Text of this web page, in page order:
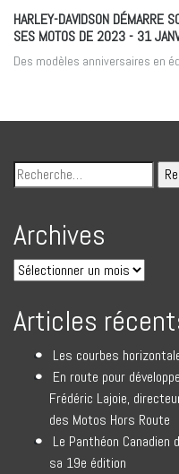
HARLEY-DAVIDSON DÉMARRE
SES MOTOS DE 2023- 31
Des modèles anniversaires en
Archives
Articles
Les courbes
En route pour
Frédéric Lajoie,
des Motos Hors Route
Le Panthéon
sa 19e édition